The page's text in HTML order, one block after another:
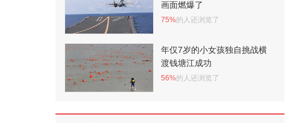
画面燃爆了
75%的人还浏览了
年仅7岁的小女孩独自挑战横
渡钱塘江成功
56%的人还浏览了